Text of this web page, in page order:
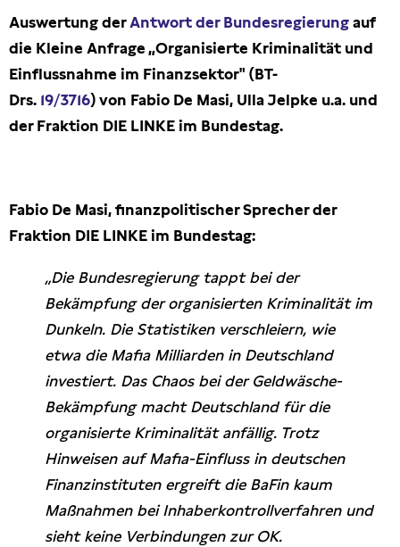
Artikel
Publikationen
Auswertung derAntwort der Bundesregierung auf
die Kleine Anfrage „Organisierte Kriminalität und
Einflussnahme im Finanzsektor" (BT-
Drs. 19/3716) von Fabio De Masi, Ulla Jelpke u.a. und
der Fraktion DIE LINKE im Bundestag.
Fabio De Masi, finanzpolitischer Sprecher der
Fraktion DIE LINKE im Bundestag:
„Die Bundesregierung tappt bei der
Bekämpfung der organisierten Kriminalität im
Dunkeln. Die Statistiken verschleiern, wie
etwa die Mafia Milliarden in Deutschland
investiert. Das Chaos bei der Geldwäsche-
Bekämpfung macht Deutschland für die
organisierte Kriminalität anfällig. Trotz
Hinweisen auf Mafia-Einfluss in deutschen
Finanzinstituten ergreift die BaFin kaum
Maßnahmen bei Inhaberkontrollverfahren und
sieht keine Verbindungen zur OK.